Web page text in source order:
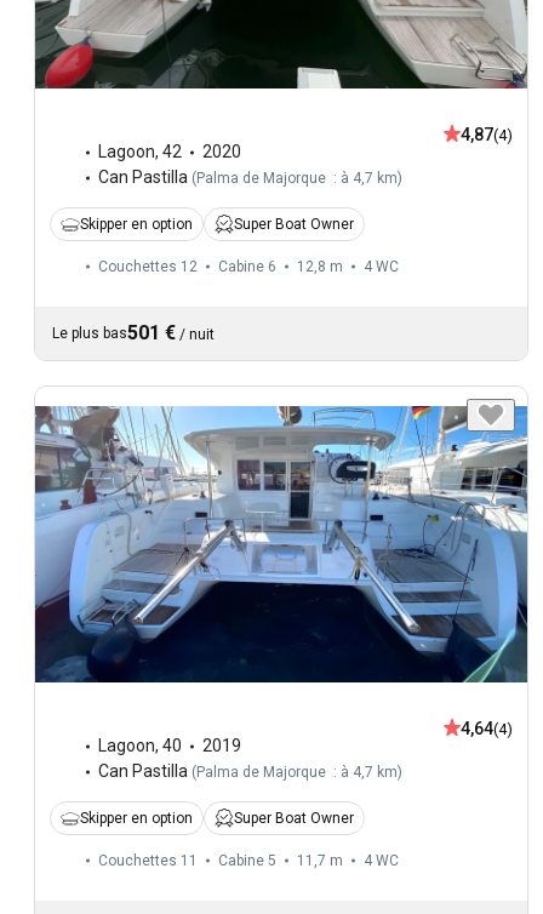
Lagoon, 42
2020
Can Pastilla ( Palma de Majorque : à 4,7 km)
4,87(4)
Skipper en option Super Boat Owner
Couchettes 12 Cabine 6 12,8 m 4 WC
Le plus bas501 € / nuit
Lagoon, 40
2019
Can Pastilla ( Palma de Majorque : à 4,7 km)
4,64(4)
Skipper en option Super Boat Owner
Couchettes 11 Cabine 5 11,7 m 4 WC